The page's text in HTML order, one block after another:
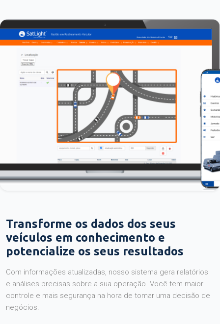
Transforme os dados dos seus
veículos em conhecimento e
potencialize os seus resultados
Com informações atualizadas, nosso sistema gera relatórios
e análises precisas sobre a sua operação. Você tem maior
controle e mais segurança na hora de tomar uma decisão de
negócios.